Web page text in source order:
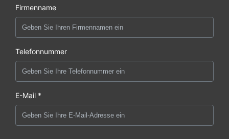
Firmenname
Telefonnummer
E-Mail *